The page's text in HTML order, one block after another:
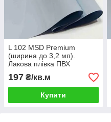
L 102 MSD Premium
(ширина до 3,2 мп).
Лакова плівка ПВХ
197 ₴/кв.м
Купити